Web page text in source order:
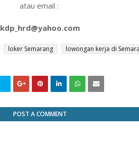
atau email :
kdp_hrd@yahoo.com
loker Semarang lowongan kerja di
POST A COMMENT